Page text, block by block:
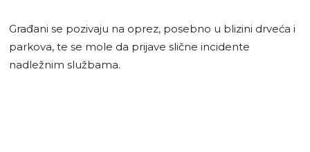
Građani se pozivaju na oprez, posebno u blizini drveća i
parkova, te se mole da prijave slične incidente
nadležnim službama.